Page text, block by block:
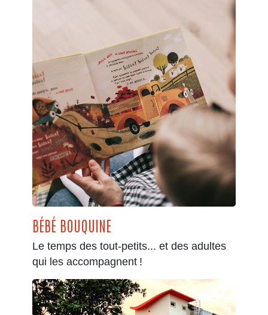
BÉBÉ BOUQUINE
Le temps des tout-petits... et des adultes
qui les accompagnent !